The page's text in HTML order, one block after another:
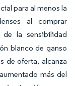
para al menos la
al comprar
la sensibilidad
blanco de ganso
de oferta, alcanza
más del